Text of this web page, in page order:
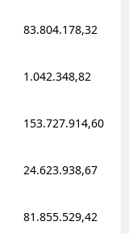
83.804.178,32
1.042.348,82
153.727.914,60
24.623.938,67
81.855.529,42